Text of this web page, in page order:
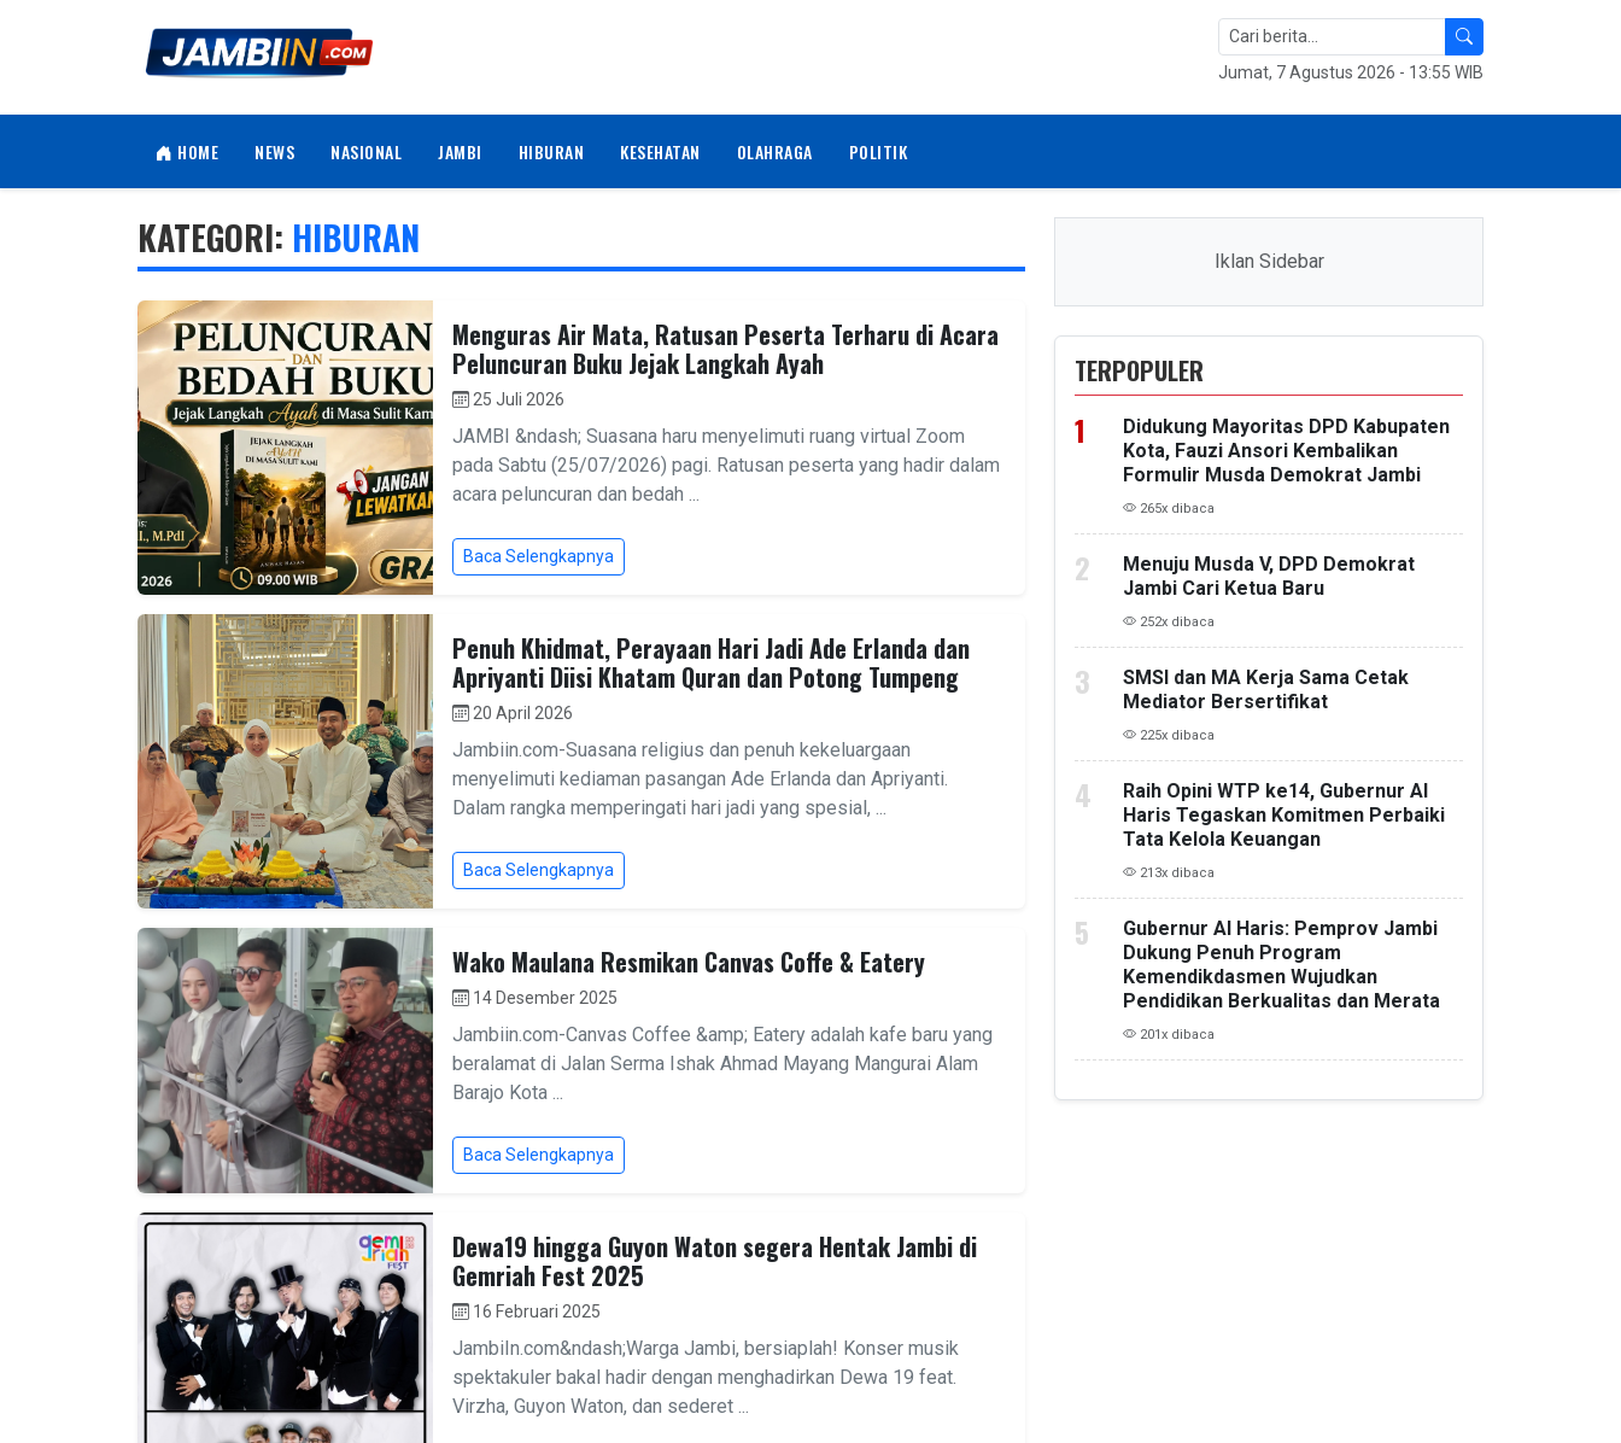
Jumat, 7 Agustus 2026 - 13:55 WIB
HOME NEWS NASIONAL JAMBI HIBURAN KESEHATAN OLAHRAGA POLITIK
KATEGORI: HIBURAN
Menguras Air Mata, Ratusan Peserta Terharu di Acara
Peluncuran Buku Jejak Langkah Ayah
25 Juli 2026
JAMBI &ndash; Suasana haru menyelimuti ruang virtual Zoom
pada Sabtu (25/07/2026) pagi. Ratusan peserta yang hadir dalam
acara peluncuran dan bedah ...
Baca Selengkapnya
Penuh Khidmat, Perayaan Hari Jadi Ade Erlanda dan
Apriyanti Diisi Khatam Quran dan Potong Tumpeng
20 April 2026
Jambiin.com-Suasana religius dan penuh kekeluargaan
menyelimuti kediaman pasangan Ade Erlanda dan Apriyanti.
Dalam rangka memperingati hari jadi yang spesial, ...
Baca Selengkapnya
Wako Maulana Resmikan Canvas Coffe & Eatery
14 Desember 2025
Jambiin.com-Canvas Coffee &amp; Eatery adalah kafe baru yang
beralamat di Jalan Serma Ishak Ahmad Mayang Mangurai Alam
Barajo Kota ...
Baca Selengkapnya
Dewa19 hingga Guyon Waton segera Hentak Jambi di
Gemriah Fest 2025
16 Februari 2025
JambiIn.com&ndash;Warga Jambi, bersiaplah! Konser musik
spektakuler bakal hadir dengan menghadirkan Dewa 19 feat.
Virzha, Guyon Waton, dan sederet ...
Iklan Sidebar
TERPOPULER
Didukung Mayoritas DPD Kabupaten
Kota, Fauzi Ansori Kembalikan
Formulir Musda Demokrat Jambi
265x dibaca
Menuju Musda V, DPD Demokrat
Jambi Cari Ketua Baru
252x dibaca
SMSI dan MA Kerja Sama Cetak
Mediator Bersertifikat
225x dibaca
Raih Opini WTP ke14, Gubernur Al
Haris Tegaskan Komitmen Perbaiki
Tata Kelola Keuangan
213x dibaca
Gubernur Al Haris: Pemprov Jambi
Dukung Penuh Program
Kemendikdasmen Wujudkan
Pendidikan Berkualitas dan Merata
201x dibaca